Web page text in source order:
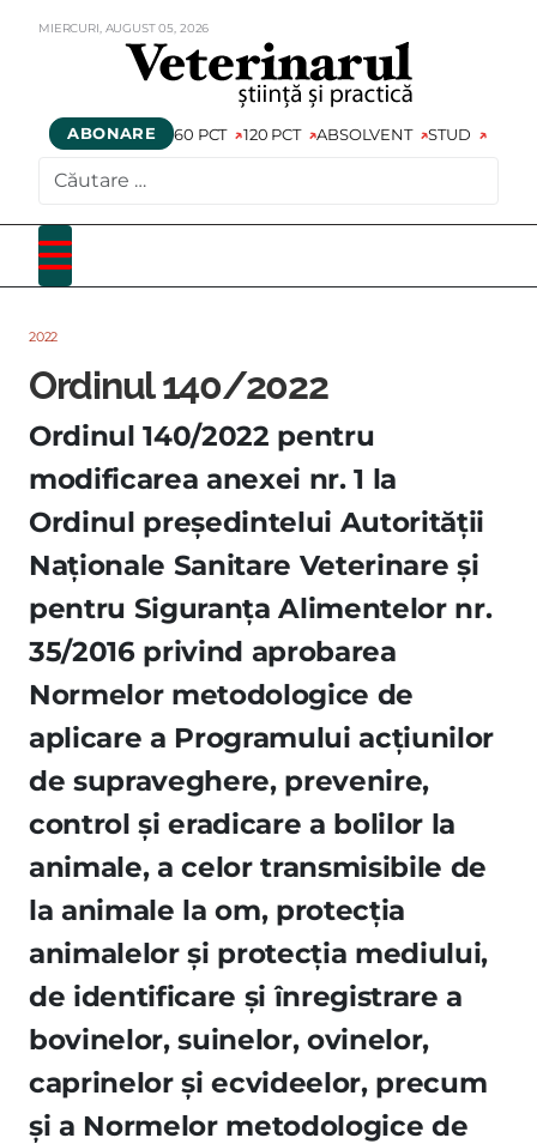
MIERCURI, AUGUST05, 2026
ABONARE 60 PCT 120 PCT ABSOLVENT STUD
2022
Ordinul 140/2022
Ordinul 140/2022 pentru
modificarea anexei nr. 1 la
Ordinul preşedintelui Autorităţii
Naţionale Sanitare Veterinare şi
pentru Siguranţa Alimentelor nr.
35/2016 privind aprobarea
Normelor metodologice de
aplicare a Programului acţiunilor
de supraveghere, prevenire,
control şi eradicare a bolilor la
animale, a celor transmisibile de
la animale la om, protecţia
animalelor şi protecţia mediului,
de identificare şi înregistrare a
bovinelor, suinelor, ovinelor,
caprinelor şi ecvideelor, precum
şi a Normelor metodologice de